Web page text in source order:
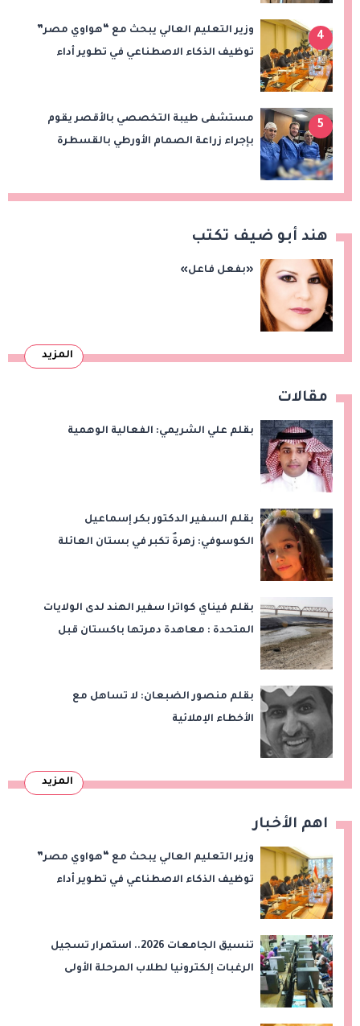
4
وزير التعليم العالي يبحث مع “هواوي مصر”
توظيف الذكاء الاصطناعي في تطوير أداء
5
مستشفى طيبة التخصصي بالأقصر يقوم
بإجراء زراعة الصمام الأورطي بالقسطرة
هند أبو ضيف تكتب
«بفعل فاعل»
المزيد
مقالات
بقلم علي الشريمي: الفعالية الوهمية
بقلم السفير الدكتور بكر إسماعيل
الكوسوفي: زهرةٌ تكبر في بستان العائلة
بقلم فيناي كواترا سفير الهند لدى الولايات
المتحدة : معاهدة دمرتها باكستان قبل
بقلم منصور الضبعان: لا تساهل مع
الأخطاء الإملائية
المزيد
اهم الأخبار
وزير التعليم العالي يبحث مع “هواوي مصر”
توظيف الذكاء الاصطناعي في تطوير أداء
تنسيق الجامعات 2026.. استمرار تسجيل
الرغبات إلكترونيا لطلاب المرحلة الأولى